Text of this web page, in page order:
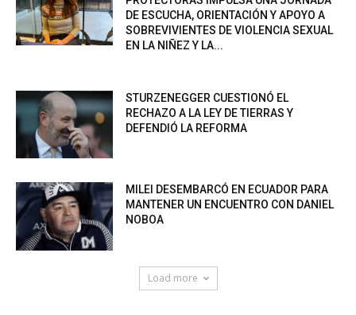
DE ESCUCHA, ORIENTACIÓN Y APOYO A
SOBREVIVIENTES DE VIOLENCIA SEXUAL
EN LA NIÑEZ Y LA...
STURZENEGGER CUESTIONÓ EL
RECHAZO A LA LEY DE TIERRAS Y
DEFENDIÓ LA REFORMA
MILEI DESEMBARCÓ EN ECUADOR PARA
MANTENER UN ENCUENTRO CON DANIEL
NOBOA
Load more